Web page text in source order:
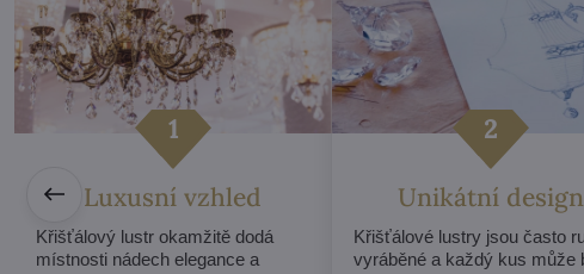
Luxusní vzhled
Křišťálový lustr okamžitě dodá
místnosti nádech elegance a
Unikátní design
Křišťálové lustry jsou často
vyráběné a každý kus může